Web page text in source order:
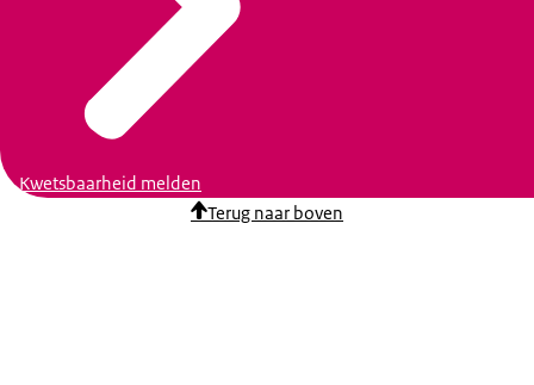
Kwetsbaarheid melden
Terug naar boven